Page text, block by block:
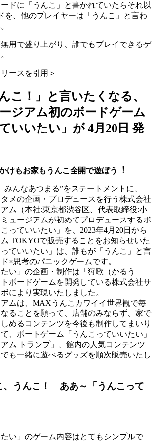
ドに「うんこ」と書かれていたらそれ以
を、他のプレイヤーは「うんこ」と言わ
用で盛り上がり、誰でもプレイできるゲ
ースを引用＞
こ！」と⾔いたくなる、
ジアム初のボードゲーム
いいたい」が 4⽉20⽇ 発
けもお家もうんこ全開で遊ぼう︕
みんなあつまる”をステートメントに、
メの企画・プロデュースを⾏う株式会社
ム（本社:東京都渋⾕区、代表取締役:⼩
ュージアムが初めてプロデュースするボ
っていいたい」を、2023年4⽉20⽇から
TOKYOで販売することをお知らせいた
ていいたい」は、誰もが「うんこ」と⾔
×思考のパニックゲームです。
たい」の企画・制作は「狩歌（かるう
ボードゲームを開発している株式会社サ
により実現いたしました。
ムは、MAXうんこカワイイ世界観で毎
ることを願って、店舗のみならず、家で
めるコンテンツを今後も制作してまいり
、ボートゲーム「うんこっていいたい」
アム トランプ」、館内の⼈気コンテンツ
も⼀緒に遊べるグッズを順次販売いたし
、うんこ！ ああ～「うんこって
たい」のゲーム内容はとてもシンプルで